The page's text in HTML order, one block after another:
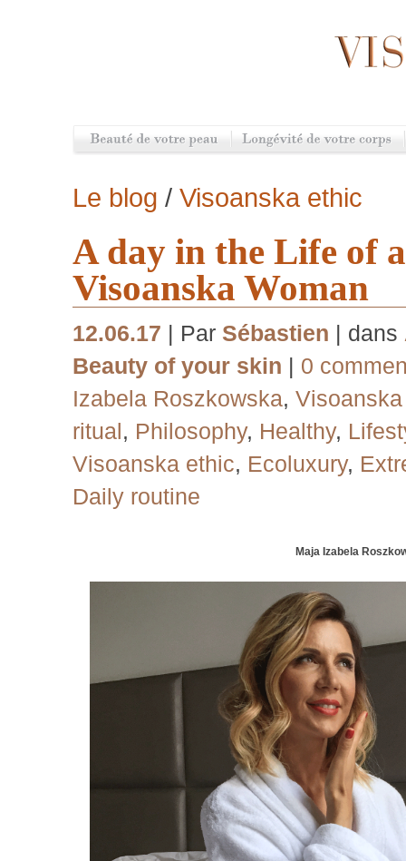
Le blog / Visoanska ethic
A day in the Life of
Visoanska Woman
12.06.17 | Par Sébastien | dans
Beauty of your skin | 0
Izabela Roszkowska,
ritual, Philosophy, Healthy,
Visoanska ethic, Ecoluxury,
Daily routine
Maja Izabela